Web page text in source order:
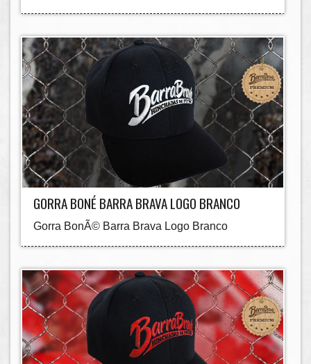
GORRA BONÉ BARRA BRAVA LOGO BRANCO
Gorra BonÃ© Barra Brava Logo Branco